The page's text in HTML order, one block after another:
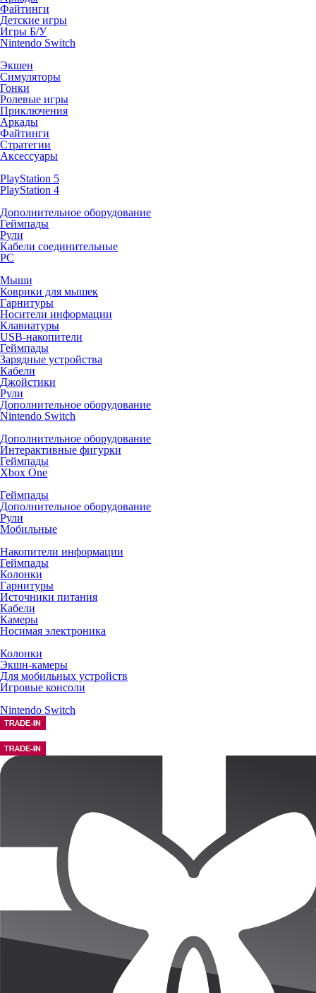
Файтинги
Детские игры
Игры Б/У
Nintendo Switch
Экшен
Симуляторы
Гонки
Ролевые игры
Приключения
Аркады
Файтинги
Стратегии
Аксессуары
PlayStation 5
PlayStation 4
Дополнительное оборудование
Геймпады
Рули
Кабели соединительные
PC
Мыши
Коврики для мышек
Гарнитуры
Носители информации
Клавиатуры
USB-накопители
Геймпады
Зарядные устройства
Кабели
Джойстики
Рули
Дополнительное оборудование
Nintendo Switch
Дополнительное оборудование
Интерактивные фигурки
Геймпады
Xbox One
Геймпады
Дополнительное оборудование
Рули
Мобильные
Накопители информации
Геймпады
Колонки
Гарнитуры
Источники питания
Кабели
Камеры
Носимая электроника
Колонки
Экшн-камеры
Для мобильных устройств
Игровые консоли
Nintendo Switch